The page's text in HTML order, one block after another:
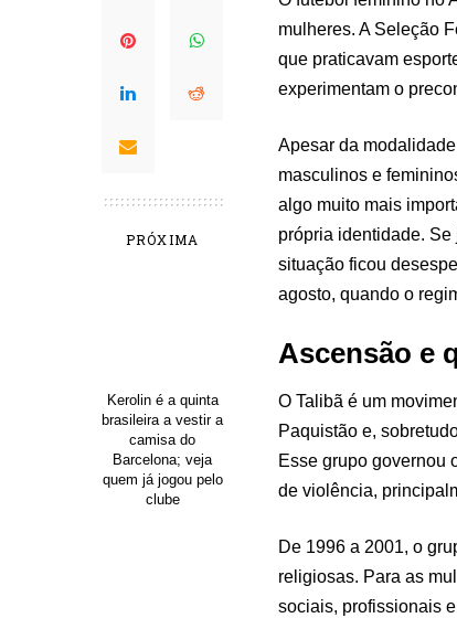
PRÓXIMA
Kerolin é a quinta
brasileira a vestir a
camisa do
Barcelona; veja
quem já jogou pelo
clube
mulheres. A Seleção
que praticavam
experimentam o
Apesar da
masculinos e
algo muito mais
própria identidade.
situação ficou
agosto, quando o
Ascensão e
O Talibã é um
Paquistão e,
Esse grupo governou
de violência,
De 1996 a 2001, o
religiosas. Para as
sociais, profissionais